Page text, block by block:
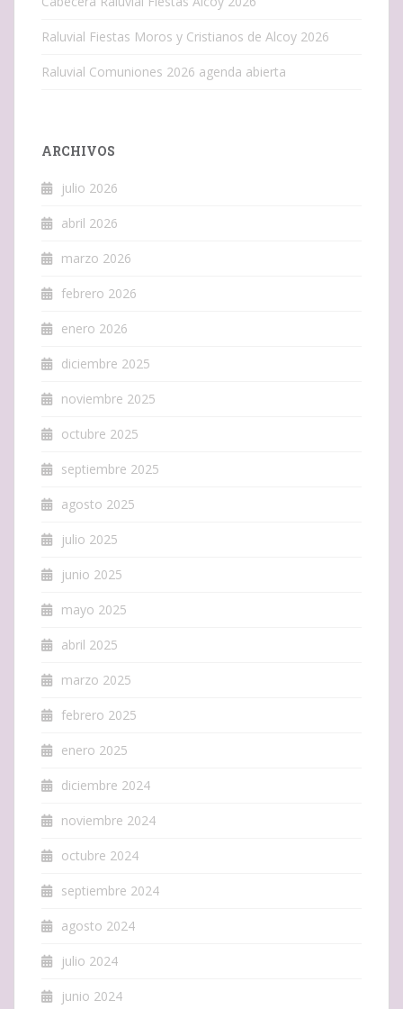
Raluvial Fiestas Moros y Cristianos de Alcoy 2026
Raluvial Comuniones 2026 agenda abierta
ARCHIVOS
julio 2026
abril 2026
marzo 2026
febrero 2026
enero 2026
diciembre 2025
noviembre 2025
octubre 2025
septiembre 2025
agosto 2025
julio 2025
junio 2025
mayo 2025
abril 2025
marzo 2025
febrero 2025
enero 2025
diciembre 2024
noviembre 2024
octubre 2024
septiembre 2024
agosto 2024
julio 2024
junio 2024